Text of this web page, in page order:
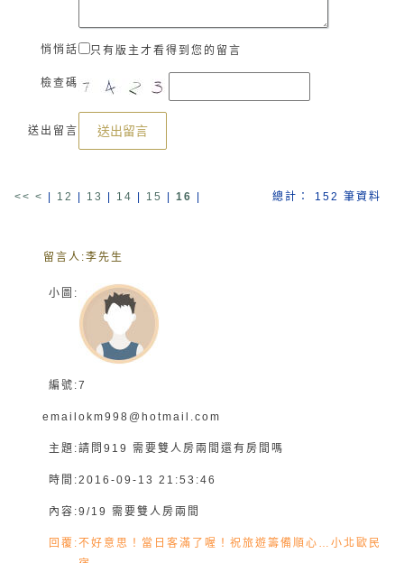
悄悄話 只有版主才看得到您的留言
檢查碼
送出留言 送出留言
<< < 12 13 14 15 16 總計： 152 筆資料
留言人:李先生
小圖:
編號:7
email okm998@hotmail.com
主題:請問919 需要雙人房兩間還有房間嗎
時間:2016-09-13 21:53:46
內容:9/19 需要雙人房兩間
回覆:不好意思！當日客滿了喔！祝旅遊籌備順心…小北歐民